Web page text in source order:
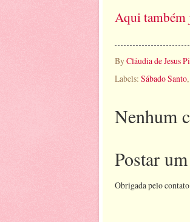
Aqui também
ByCláudia de Jesus
Labels: Sábado Santo,
Nenhum
Postar
Obrigada pelo